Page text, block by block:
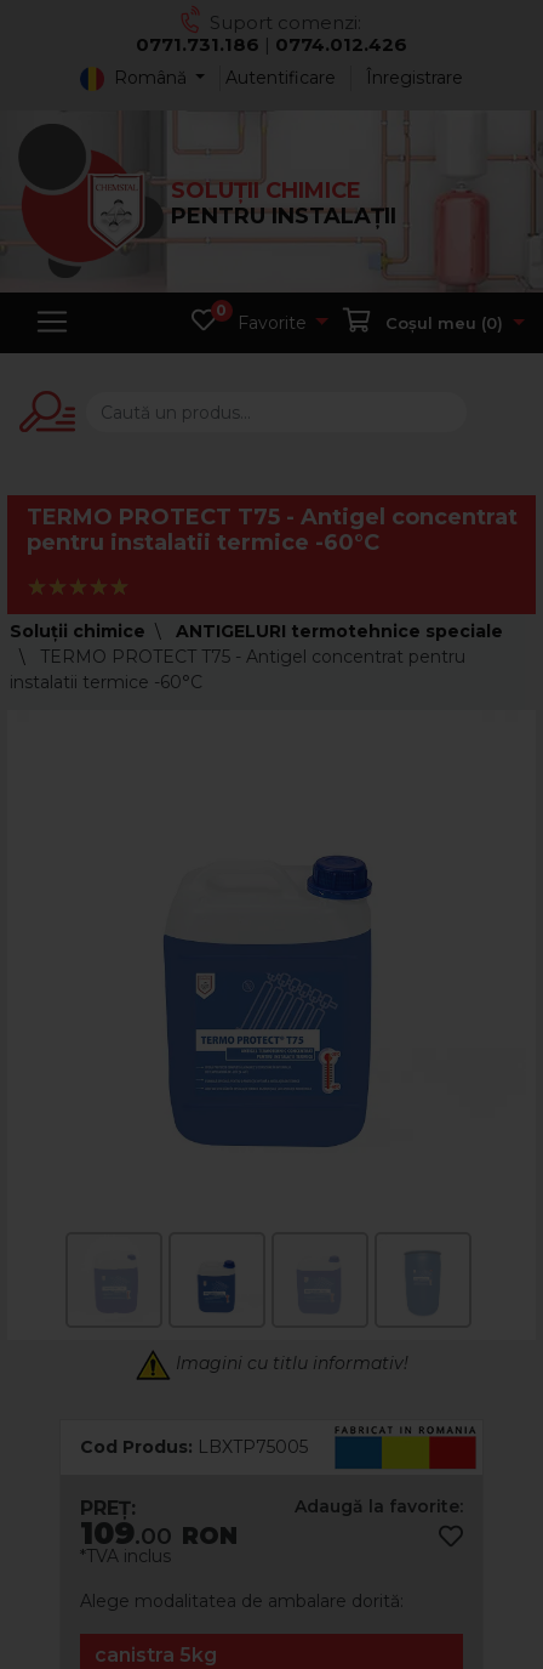
Suport comenzi:
0771.731.186 | 0774.012.426
Română Autentificare Înregistrare
SOLUȚII CHIMICE
PENTRU INSTALAȚII
0
Favorite Coșul meu (0)
TERMO PROTECT T75 - Antigel concentrat
pentru instalatii termice -60°C
Soluții chimice
ANTIGELURI termotehnice speciale
TERMO PROTECT T75 - Antigel concentrat pentru
instalatii termice -60°C
Imagini cu titlu informativ!
Cod Produs: LBXTP75005
Adaugă la favorite:
PREȚ:
109.00 RON
*TVA inclus
Alege modalitatea de ambalare dorită:
canistra 5kg